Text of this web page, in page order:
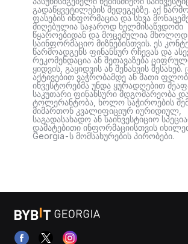
გადაწყვეტილების შედეგებზე. აქ
ფასების ინფორმაცია და სხვა
მიღებულია საჯაროდ ხელმისაწვდომი
წყაროებიდან და მოცემულია მხოლოდ
საინფორმაციო მიზნებისთვის. ეს
წარმოადგენს ფინანსურ რჩევას და
რეკომენდაცია ან შეთავაზება
ყიდვის, გაყიდვის ან შენახვის
აქტივებით ვაჭრობამდე ან მათი
ინვესტორებმა უნდა ყურადღებით
საკუთარი ფინანსური მდგომარეობა
ტოლერანტობა, ხოლო საჭიროების
მიმართონ კვალიფიციურ იურიდიულ,
საგადასახადო ან საინვესტიციო
დამატებითი ინფორმაციისთვის
Georgia-ს მომსახურების პირობები.